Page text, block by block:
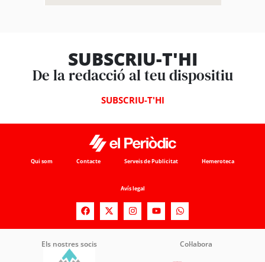
SUBSCRIU-T'HI
De la redacció al teu dispositiu
SUBSCRIU-T'HI
Qui som Contacte Serveis de Publicitat Hemeroteca
Avís legal
Els nostres socis Col·labora